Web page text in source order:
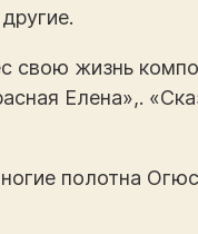
свою жизнь
Елена»,.
полотна